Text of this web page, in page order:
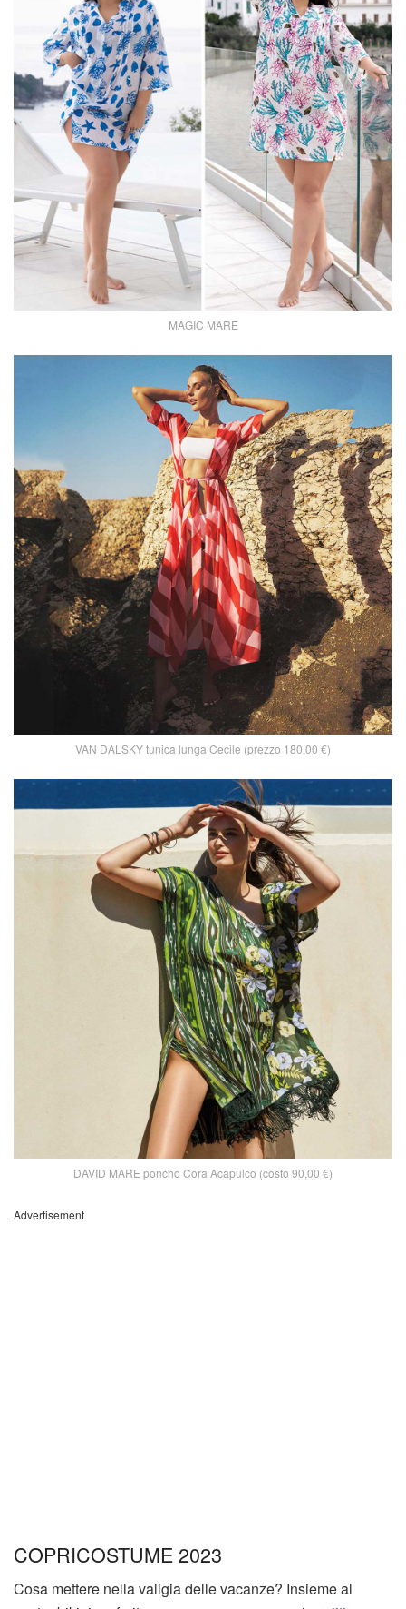
MAGIC MARE
VAN DALSKY tunica lunga Cecile (prezzo 180,00 €)
DAVID MARE poncho Cora Acapulco (costo 90,00 €)
Advertisement
COPRICOSTUME 2023
Cosa mettere nella valigia delle vacanze? Insieme al